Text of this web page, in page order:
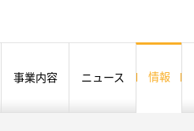
事業内容 ニュース 情報